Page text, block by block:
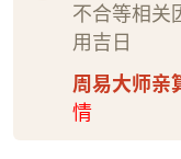
不合等相关
用吉日
周易大师亲
情